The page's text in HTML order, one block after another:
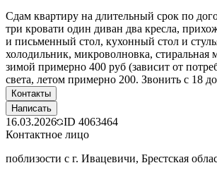
Сдам квартиру на длительный срок по
три кровати один диван два кресла,
и письменный стол, кухонный стол и
холодильник, микроволновка, стиральная
зимой примерно 400 руб (зависит от
света, летом примерно 200. Звонить с 18
Контакты
Написать
16.03.2026 ID 4063464
Контактное лицо
поблизости с г. Ивацевичи, Брестская